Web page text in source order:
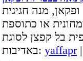
מנה חגיגית
או כתוספת
באדיבות: yaffapr